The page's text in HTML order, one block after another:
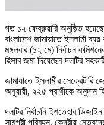
গত ১২ ফেব্রুয়ারি অনুষ্ঠিত
বাংলাদেশ জামায়াতে ইসলামী
মঙ্গলবার (১২ মে) নির্বাচন
হিসাব জমা দিয়েছেন দলটির
জামায়াতে ইসলামীর সেক্রেটারি
অনুযায়ী, ২২৫ প্রার্থীকে অনুদান
দলটির নির্বাচনি ইশতেহার
সামগ্রী পরিবহন, কেন্দ্রীয়